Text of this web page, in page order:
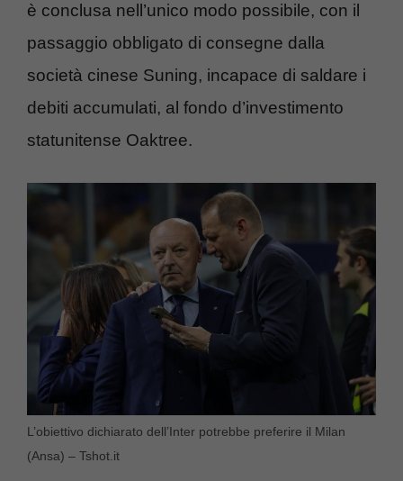
è conclusa nell’unico modo possibile, con il
passaggio obbligato di consegne dalla
società cinese Suning, incapace di saldare i
debiti accumulati, al fondo d’investimento
statunitense Oaktree.
L’obiettivo dichiarato dell’Inter potrebbe preferire il Milan
(Ansa) – Tshot.it